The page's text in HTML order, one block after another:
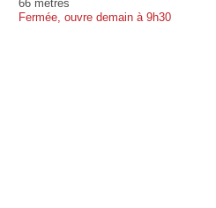
66 mètres
Fermée, ouvre demain à 9h30